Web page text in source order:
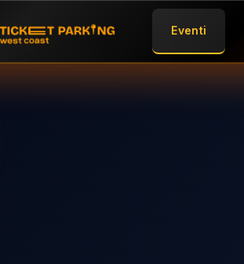
Eventi